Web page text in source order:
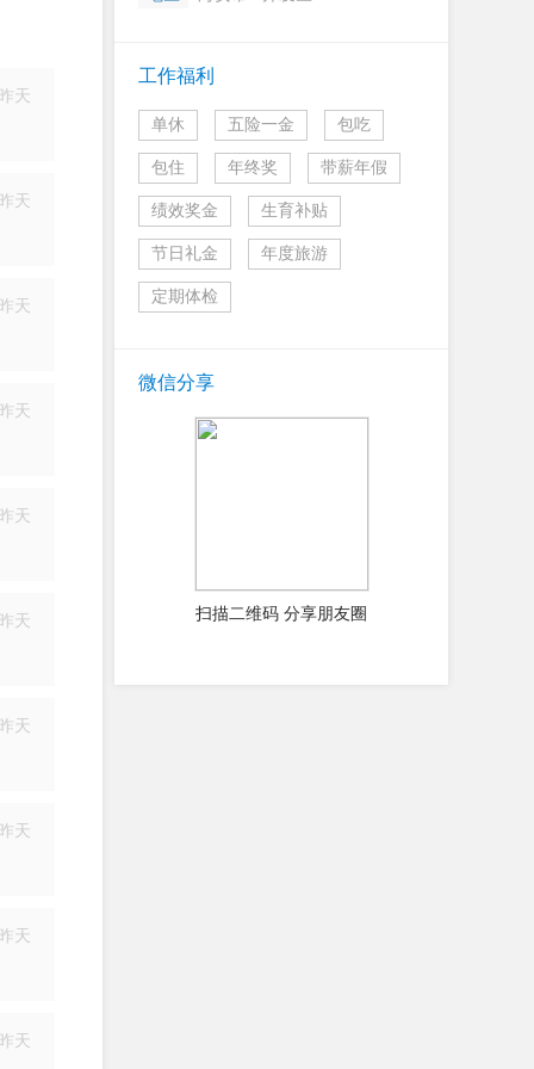
昨天
昨天
昨天
昨天
昨天
昨天
昨天
昨天
昨天
昨天
工作福利
单休 五险一金 包吃
包住 年终奖 带薪年假
绩效奖金 生育补贴
节日礼金 年度旅游
定期体检
微信分享
扫描二维码 分享朋友圈